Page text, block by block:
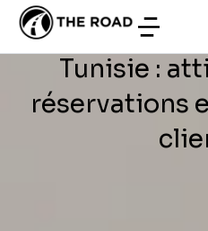
DÉVELOPPEMENT WEB
location de
Tunisie :
réservations